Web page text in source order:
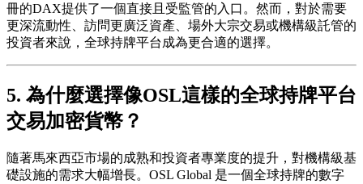
冊的DAX提供了一個直接且受監管的入口。然而，對於需要
更深流動性、訪問更廣泛資產、場外大宗交易或機構級託管的
投資者來說，全球持牌平台成為更合適的選擇。
5. 為什麼選擇像OSL這樣的全球持牌平台
交易加密貨幣？
隨著馬來西亞市場的成熟和投資者專業度的提升，對機構級基
礎設施的需求大幅增長。OSL Global 是一個全球持牌的數字